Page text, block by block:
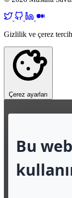
Gizlilik ve çerez
Çerez ayarları
Bu